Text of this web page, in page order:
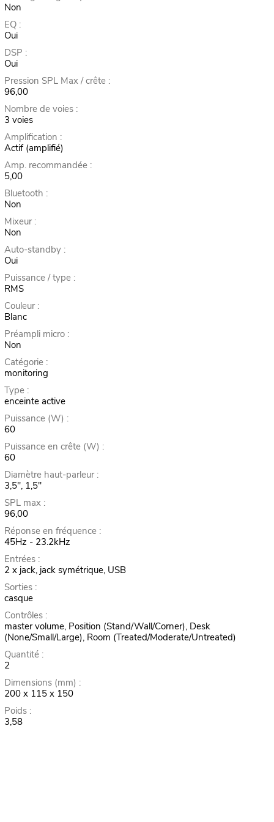
Non
EQ :
Oui
DSP :
Oui
Pression SPL Max / crête :
96,00
Nombre de voies :
3 voies
Amplification :
Actif (amplifié)
Amp. recommandée :
5,00
Bluetooth :
Non
Mixeur :
Non
Auto-standby :
Oui
Puissance / type :
RMS
Couleur :
Blanc
Préampli micro :
Non
Catégorie :
monitoring
Type :
enceinte active
Puissance (W) :
60
Puissance en crête (W) :
60
Diamètre haut-parleur :
3,5", 1,5"
SPL max :
96,00
Réponse en fréquence :
45Hz - 23.2kHz
Entrées :
2 x jack, jack symétrique, USB
Sorties :
casque
Contrôles :
master volume, Position (Stand/Wall/Corner), Desk
(None/Small/Large), Room (Treated/Moderate/Untreated)
Quantité :
2
Dimensions (mm) :
200 x 115 x 150
Poids :
3,58